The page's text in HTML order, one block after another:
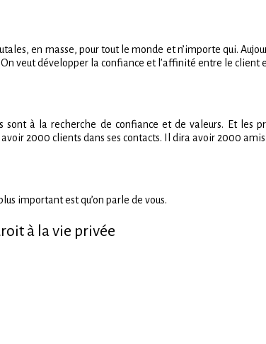
en masse, pour tout le monde et n’importe qui.
veut développer la confiance et l’affinité entre le client
sont à la recherche de confiance et de valeurs. Et
2000 clients dans ses contacts. Il dira avoir 2000 amis.
important est qu’on parle de vous.
à la vie privée